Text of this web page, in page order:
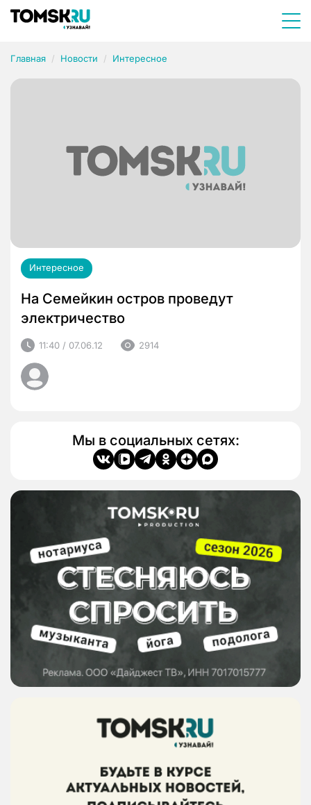
Главная Новости Интересное
Интересное
На Семейкин остров проведут
электричество
11:40 / 07.06.12 2914
Мы в социальных сетях: